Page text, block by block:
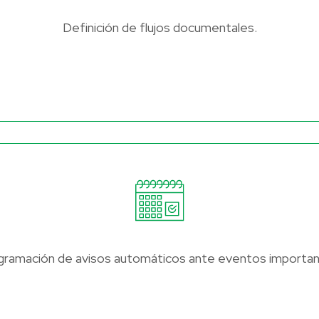
Definición de flujos documentales.
de avisos automáticos ante eventos